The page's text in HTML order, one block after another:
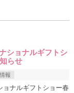
ショナルギフトシ
らせ
報
ョナルギフトショー春